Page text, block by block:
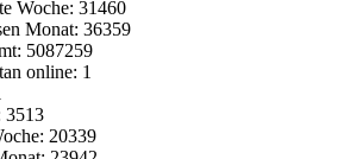
Woche: 31460
Monat: 36359
5087259
online: 1
3513
20339